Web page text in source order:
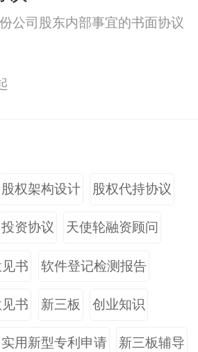
公司股东内部事宜的书面协议
股权架构设计 股权代持协议
投资协议 天使轮融资顾问
书 软件登记检测报告
书 新三板 创业知识
实用新型专利申请 新三板辅导